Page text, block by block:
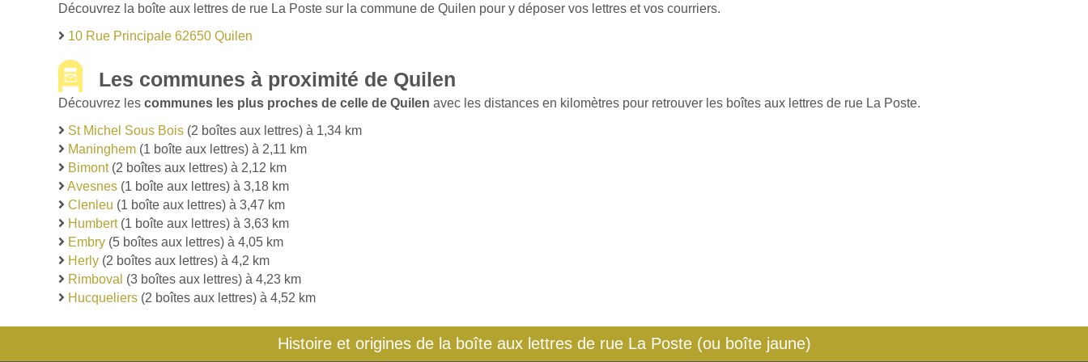
Découvrez la boîte aux lettres de rue La Poste sur la commune de Quilen pour y déposer vos lettres et vos courriers.
10 Rue Principale 62650 Quilen
Les communes à proximité de Quilen
Découvrez les communes les plus proches de celle de Quilen avec les distances en kilomètres pour retrouver les boîtes aux lettres de rue La Poste.
St Michel Sous Bois (2 boîtes aux lettres) à 1,34 km
Maninghem (1 boîte aux lettres) à 2,11 km
Bimont(2 boîtes aux lettres) à 2,12 km
Avesnes (1 boîte aux lettres) à 3,18 km
Clenleu (1 boîte aux lettres) à 3,47 km
Humbert(1 boîte aux lettres) à 3,63 km
Embry (5 boîtes aux lettres) à 4,05 km
Herly (2 boîtes aux lettres) à 4,2 km
Rimboval (3 boîtes aux lettres) à 4,23 km
Hucqueliers (2 boîtes aux lettres) à 4,52 km
Histoire et origines de la boîte aux lettres de rue La Poste (ou boîte jaune)